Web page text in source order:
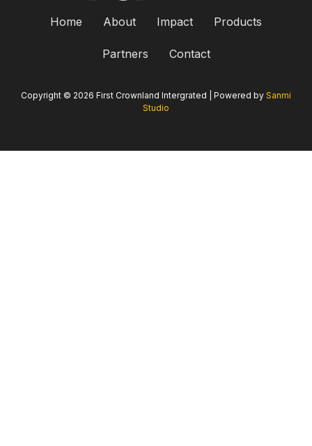
Home About Impact Products
Partners Contact
Copyright © 2026 First Crownland Intergrated | Powered by Sanmi
Studio